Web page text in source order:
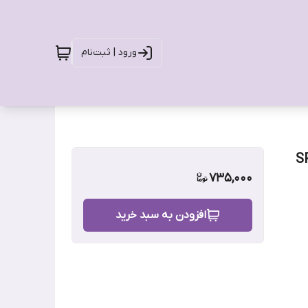
ورود | ثبت‌نام
735,000
افزودن به سبد خرید